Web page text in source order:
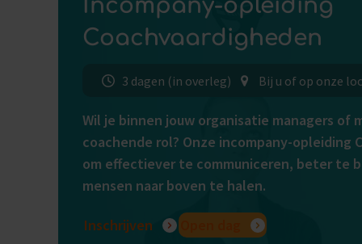
Incompany-opleiding
Coachvaardigheden
3 dagen (in overleg) Bij u of op onze
Wil je binnen jouw organisatie managers of
coachende rol? Onze incompany-opleiding
om effectiever te communiceren, beter te
mensen naar boven te halen.
Inschrijven